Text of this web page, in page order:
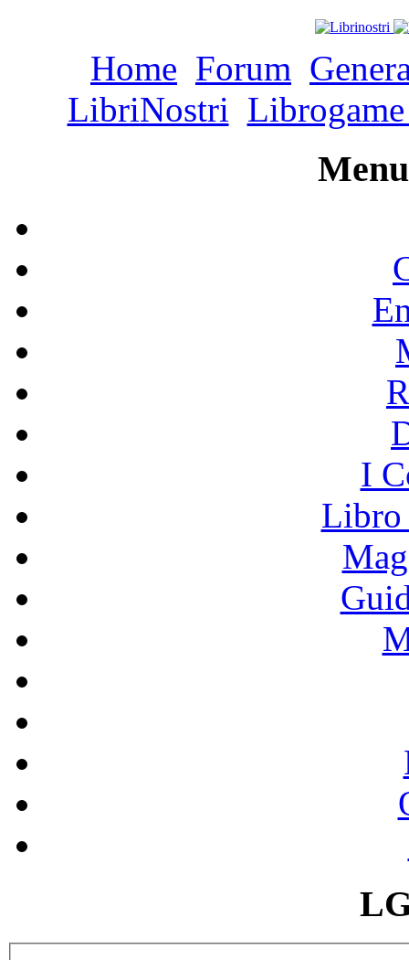
Home Forum
LibriNostri
I
Libro